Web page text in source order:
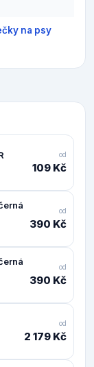
na psy
od
109 Kč
od
390 Kč
od
390 Kč
od
2 179 Kč